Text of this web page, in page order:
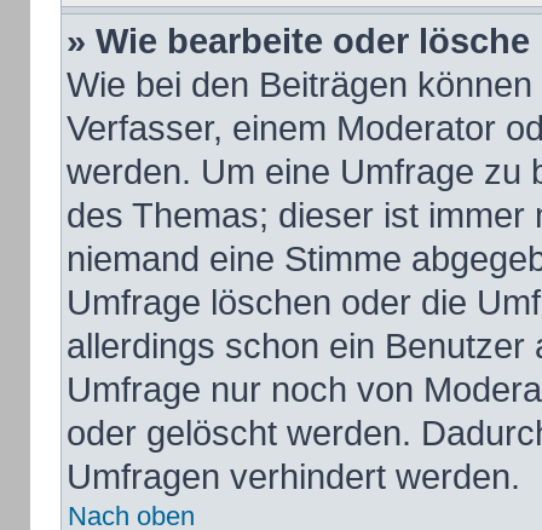
» Wie bearbeite oder
Wie bei den Beiträgen
Verfasser, einem Moderator
werden. Um eine Umfrage zu
des Themas; dieser ist
niemand eine Stimme
Umfrage löschen oder die
allerdings schon ein
Umfrage nur noch von
oder gelöscht werden.
Umfragen verhindert werden.
Nach oben